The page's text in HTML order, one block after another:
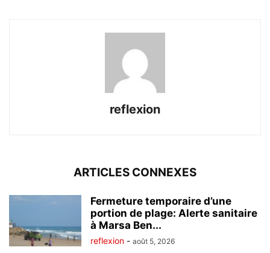
reflexion
ARTICLES CONNEXES
Fermeture temporaire d’une
portion de plage: Alerte sanitaire
à Marsa Ben...
reflexion - août 5, 2026